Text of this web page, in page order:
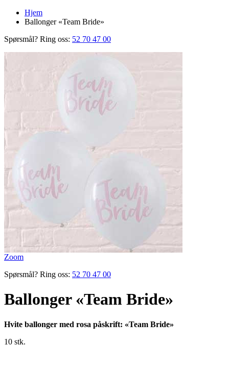
Hjem
Ballonger «Team Bride»
Spørsmål? Ring oss: 52 70 47 00
Zoom
Spørsmål? Ring oss: 52 70 47 00
Ballonger «Team Bride»
Hvite ballonger med rosa påskrift: «Team Bride»
10 stk.